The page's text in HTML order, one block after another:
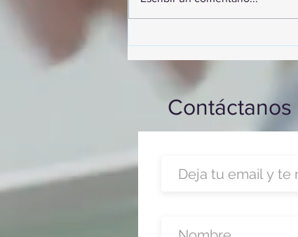
capacitación realizado en el
Contáctanos